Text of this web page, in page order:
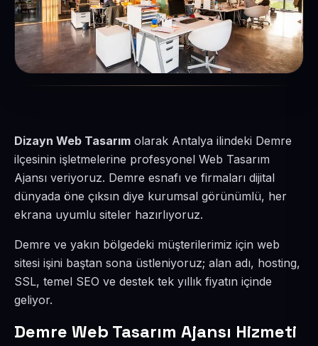
Dizayn Web Tasarım olarak Antalya ilindeki Demre
ilçesinin işletmelerine profesyonel Web Tasarım
Ajansı veriyoruz. Demre esnafı ve firmaları dijital
dünyada öne çıksın diye kurumsal görünümlü, her
ekrana uyumlu siteler hazırlıyoruz.
Demre ve yakın bölgedeki müşterilerimiz için web
sitesi işini baştan sona üstleniyoruz; alan adı, hosting,
SSL, temel SEO ve destek tek yıllık fiyatın içinde
geliyor.
Demre Web Tasarım Ajansı Hizmeti